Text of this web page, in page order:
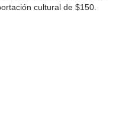
cultural de $150.